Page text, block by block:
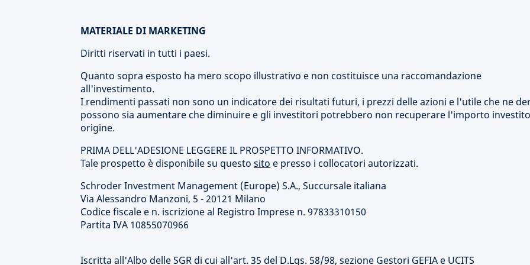
MATERIALE DI MARKETING
Diritti riservati in tutti i paesi.
Quanto sopra esposto ha mero scopo illustrativo e non costituisce una raccomandazione
all'investimento.
I rendimenti passati non sono un indicatore dei risultati futuri, i prezzi delle azioni e l'utile che ne
possono sia aumentare che diminuire e gli investitori potrebbero non recuperare l'importo
origine.
PRIMA DELL'ADESIONE LEGGERE IL PROSPETTO INFORMATIVO.
Tale prospetto è disponibile su questo sito e presso i collocatori autorizzati.
Schroder Investment Management (Europe) S.A., Succursale italiana
Via Alessandro Manzoni, 5 - 20121 Milano
Codice fiscale e n. iscrizione al Registro Imprese n. 97833310150
Partita IVA 10855070966
Iscritta all'Albo delle SGR di cui all'art. 35 del D.Lgs. 58/98, sezione Gestori GEFIA e UCITS